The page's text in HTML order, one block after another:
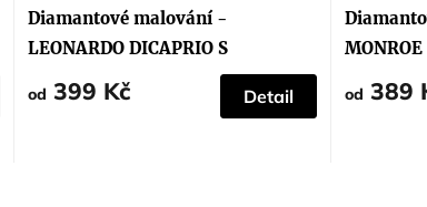
Diamantové malování -
LEONARDO DICAPRIO S
CIGARETOU
produktu
je
5,0
z
hvězdiček.
od 399 Kč Detail
MONROE
produktu
je
5,0
z
hvězdiček.
od 389